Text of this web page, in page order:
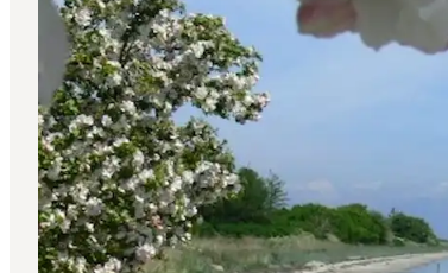
Familienurlaub
Kultur
Gastronomie
Urlaubsplaner